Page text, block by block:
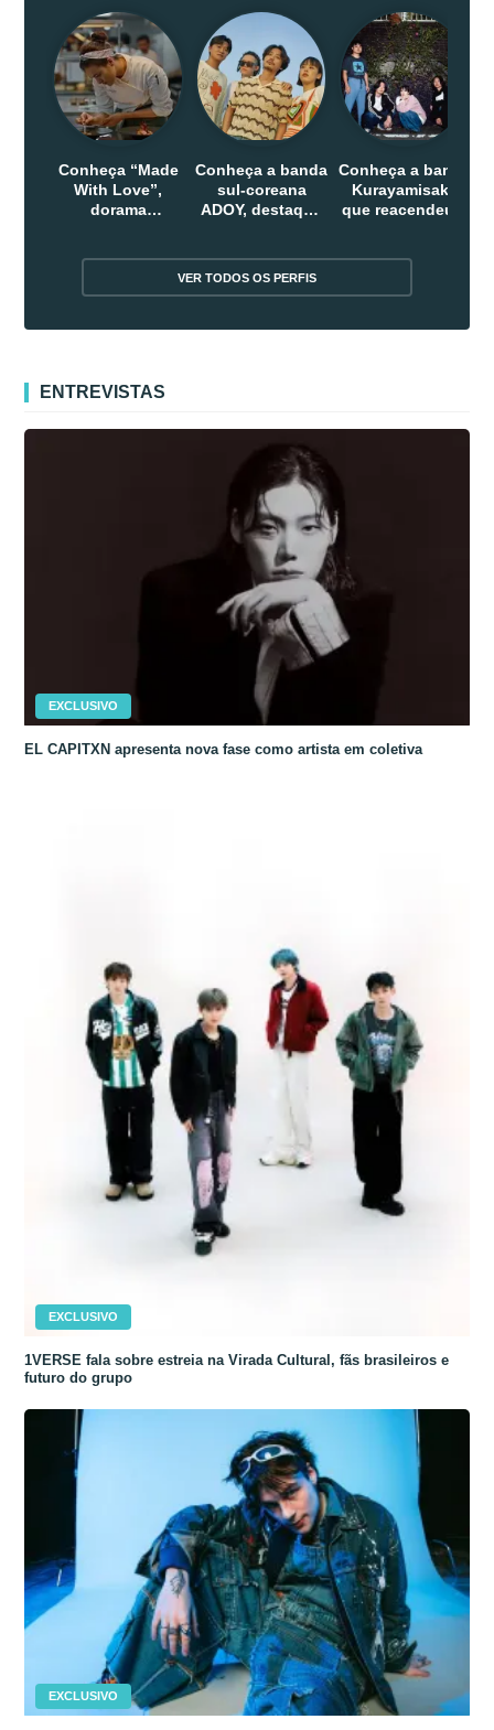
Conheça “Made
With Love”,
dorama
Conheça a banda
sul-coreana
ADOY, destaque
Conheça a banda
Kurayamisaka
que reacendeu o
VER TODOS OS PERFIS
ENTREVISTAS
EXCLUSIVO
EL CAPITXN apresenta nova fase como artista em coletiva
EXCLUSIVO
1VERSE fala sobre estreia na Virada Cultural, fãs brasileiros e
futuro do grupo
EXCLUSIVO